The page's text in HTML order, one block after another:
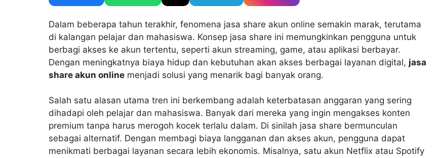
Dalam beberapa tahun terakhir, fenomena jasa share akun online semakin marak, terutama
di kalangan pelajar dan mahasiswa. Konsep jasa share ini memungkinkan pengguna untuk
berbagi akses ke akun tertentu, seperti akun streaming, game, atau aplikasi berbayar.
Dengan meningkatnya biaya hidup dan kebutuhan akan akses berbagai layanan digital, jasa
share akun online menjadi solusi yang menarik bagi banyak orang.
Salah satu alasan utama tren ini berkembang adalah keterbatasan anggaran yang sering
dihadapi oleh pelajar dan mahasiswa. Banyak dari mereka yang ingin mengakses konten
premium tanpa harus merogoh kocek terlalu dalam. Di sinilah jasa share bermunculan
sebagai alternatif. Dengan membagi biaya langganan dan akses akun, pengguna dapat
menikmati berbagai layanan secara lebih ekonomis. Misalnya, satu akun Netflix atau Spotify